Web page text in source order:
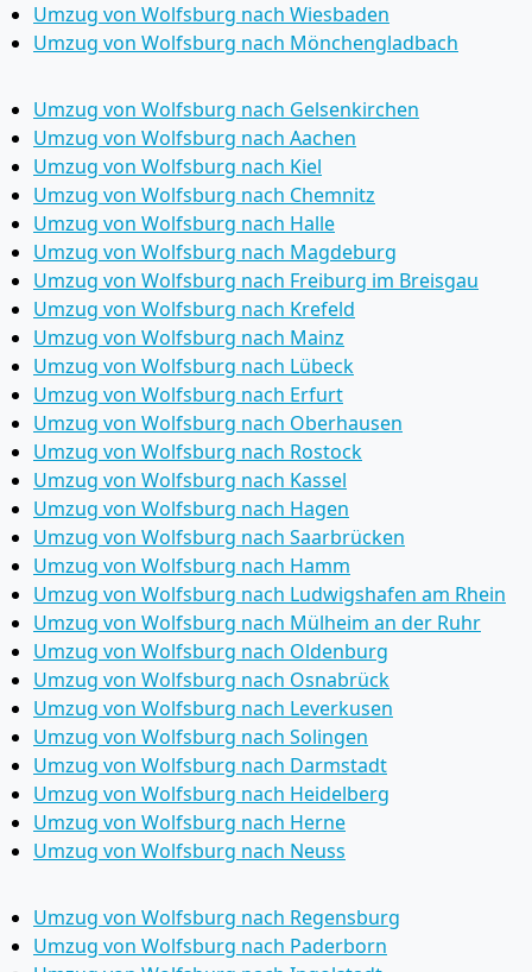
Umzug von Wolfsburg nach Wiesbaden
Umzug von Wolfsburg nach Mönchen­gladbach
Umzug von Wolfsburg nach Gelsenkirchen
Umzug von Wolfsburg nach Aachen
Umzug von Wolfsburg nach Kiel
Umzug von Wolfsburg nach Chemnitz
Umzug von Wolfsburg nach Halle
Umzug von Wolfsburg nach Magdeburg
Umzug von Wolfsburg nach Freiburg im Breisgau
Umzug von Wolfsburg nach Krefeld
Umzug von Wolfsburg nach Mainz
Umzug von Wolfsburg nach Lübeck
Umzug von Wolfsburg nach Erfurt
Umzug von Wolfsburg nach Oberhausen
Umzug von Wolfsburg nach Rostock
Umzug von Wolfsburg nach Kassel
Umzug von Wolfsburg nach Hagen
Umzug von Wolfsburg nach Saarbrücken
Umzug von Wolfsburg nach Hamm
Umzug von Wolfsburg nach Ludwigshafen am Rhein
Umzug von Wolfsburg nach Mülheim an der Ruhr
Umzug von Wolfsburg nach Oldenburg
Umzug von Wolfsburg nach Osnabrück
Umzug von Wolfsburg nach Leverkusen
Umzug von Wolfsburg nach Solingen
Umzug von Wolfsburg nach Darmstadt
Umzug von Wolfsburg nach Heidelberg
Umzug von Wolfsburg nach Herne
Umzug von Wolfsburg nach Neuss
Umzug von Wolfsburg nach Regensburg
Umzug von Wolfsburg nach Paderborn